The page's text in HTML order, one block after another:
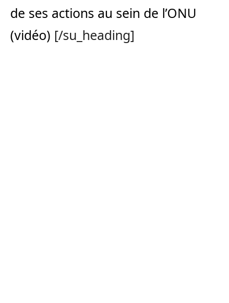
de ses actions au sein de l’ONU
(vidéo) [/su_heading]